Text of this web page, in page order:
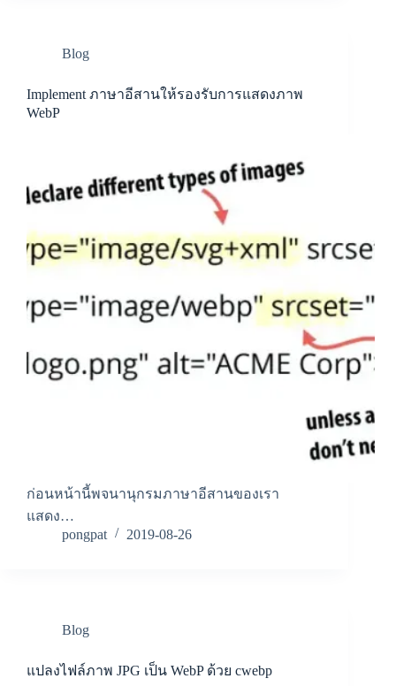
Blog
Implement ภาษาอีสานให้รองรับการแสดงภาพ
WebP
ก่อนหน้านี้พจนานุกรมภาษาอีสานของเรา
แสดง…
pongpat
2019-08-26
Blog
แปลงไฟล์ภาพ JPG เป็น WebP ด้วย cwebp